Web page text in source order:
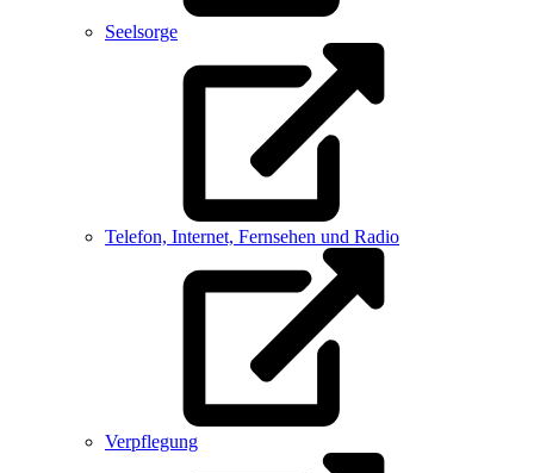
Seelsorge
Telefon, Internet, Fernsehen und Radio
Verpflegung